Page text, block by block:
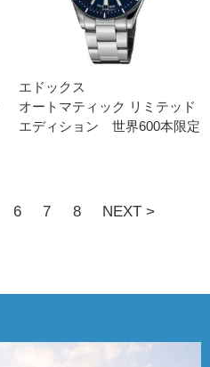
エドックス
オートマティック リミテッド
エディション 世界600本限定
6 7 8 NEXT >